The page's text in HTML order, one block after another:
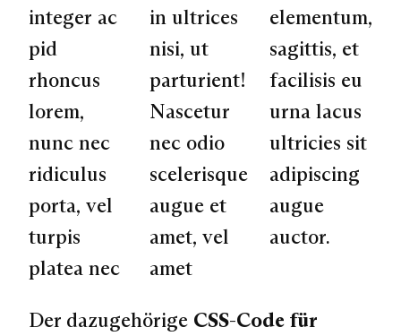
integer ac
pid
rhoncus
lorem,
nunc nec
ridiculus
porta, vel
turpis
platea nec
in ultrices
nisi, ut
parturient!
Nascetur
nec odio
scelerisque
augue et
amet, vel
amet
elementum,
sagittis, et
facilisis eu
urna lacus
ultricies sit
adipiscing
augue
auctor.
Der dazugehörige CSS-Code für